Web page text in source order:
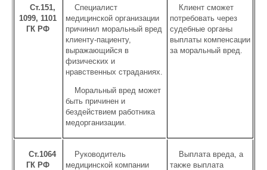
Ст.151,
1099, 1101
ГК РФ
Специалист
медицинской организации
причинил моральный вред
клиенту-пациенту,
выражающийся в
физических и
нравственных страданиях.
Моральный вред может
быть причинен и
бездействием работника
медорганизации.
Клиент сможет
потребовать через
судебные органы
выплаты компенсации
за моральный вред.
Ст.1064
ГК РФ
Руководитель
медицинской компании
Выплата вреда, а
также выплата